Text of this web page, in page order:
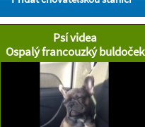
Psí videa
Ospalý francouzký buldoček